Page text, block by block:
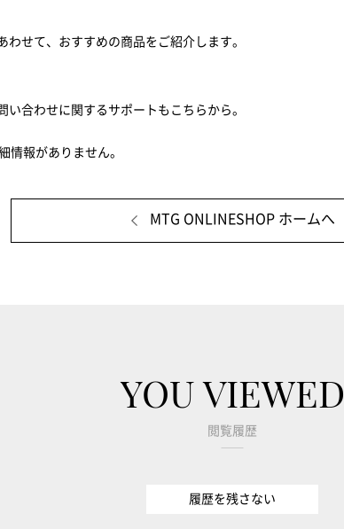
せて、おすすめの商品をご紹介します。
合わせに関するサポートもこちらから。
情報がありません。
MTG ONLINESHOP ホームへ
YOU VIEWED
閲覧履歴
履歴を残さない